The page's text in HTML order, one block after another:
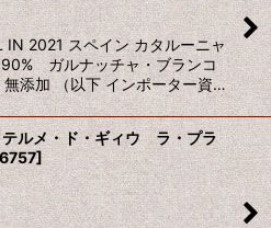
IN 2021 スペイン カタルーニャ
ガルナッチャ・ブランコ
無添加 （以下 インポーター資…
ルメ・ド・ギィウ ラ・プラ
6757]